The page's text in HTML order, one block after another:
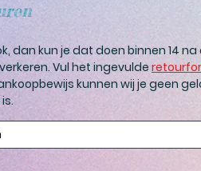
dan kun je dat doen binnen 14
Vul het ingevulde
kunnen wij je geen